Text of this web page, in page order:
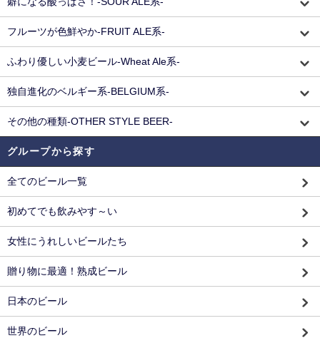
フルーツが色鮮やか-FRUIT ALE系-
ふわり優しい小麦ビール-Wheat Ale系-
独自進化のベルギー系-BELGIUM系-
その他の種類-OTHER STYLE BEER-
グループから探す
全てのビール一覧
初めてでも飲みやす～い
女性にうれしいビールたち
贈り物に最適！熟成ビール
日本のビール
世界のビール